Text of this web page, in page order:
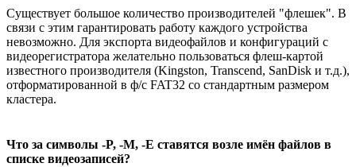
Существует большое количество производителей "флешек". В
связи с этим гарантировать работу каждого устройства
невозможно. Для экспорта видеофайлов и конфигураций с
видеорегистратора желательно пользоваться флеш-картой
известного производителя (Kingston, Transcend, SanDisk и т.д.),
отформатированной в ф/с FAT32 со стандартным размером
кластера.
Что за символы -P, -M, -E ставятся возле имён файлов в
списке видеозаписей?